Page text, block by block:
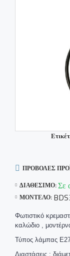
ΔΙΑΘΈΣΙΜΟ:Σε
ΜΟΝΤΈΛΟ:
ΠΡΟΒΟΛΈΣ
Φωτιστικό
καλώδιο ,
Τύπος λάμπας
Διαστάσεις :